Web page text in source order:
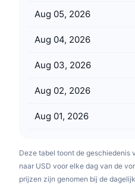
ICO kalender
Agenda
Aug 05, 2026
Aug 04, 2026
Aug 03, 2026
Aug 02, 2026
Aug 01, 2026
Deze tabel toont de geschiedenis
naar USD voor elke dag van de
prijzen zijn genomen bij de